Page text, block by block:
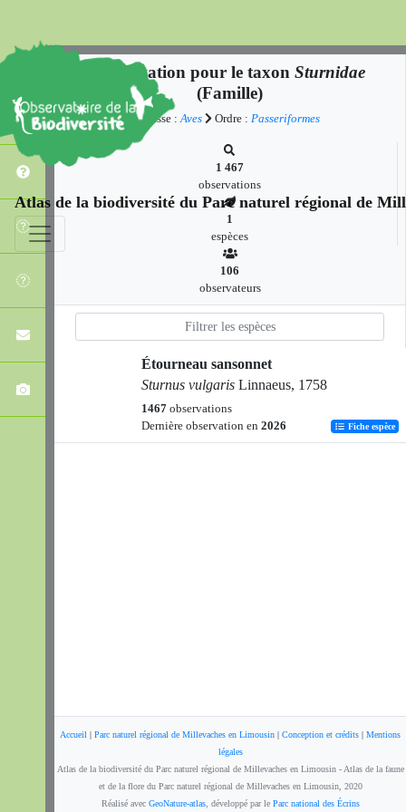
Atlas de la biodiversité du Parc naturel régional de
Observation pour le taxon Sturnidae
(Famille)
Classe :Aves Ordre : Passeriformes
1 467
observations
1
espèces
106
observateurs
Étourneau sansonnet
Sturnus vulgaris Linnaeus, 1758
1467 observations
Dernière observation en 2026 Fiche espèce
Accueil | Parc naturel régional de Millevaches en Limousin | Conception et crédits | Mentions
légales
Atlas de la biodiversité du Parc naturel régional de Millevaches en Limousin - Atlas de la faune
et de la flore du Parc naturel régional de Millevaches en Limousin, 2020
Réalisé avec GeoNature-atlas, développé par le Parc national des Écrins